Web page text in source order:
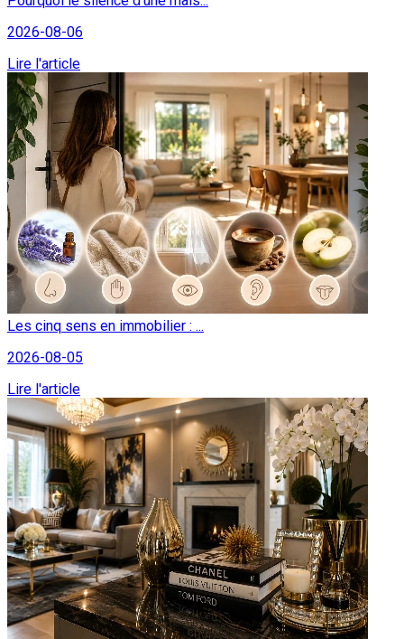
2026-08-06
Lire l'article
Les cinq sens en immobilier : ...
2026-08-05
Lire l'article